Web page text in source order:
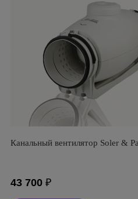
Канальный вентилятор Soler &
43 700 ₽